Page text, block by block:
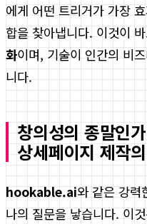
에게 어떤 트리거가 가장
합을 찾아냅니다. 이것이
화이며, 기술이 인간의 비
니다.
창의성의 종말인
상세페이지 제작
hookable.ai와 같은 강력
나의 질문을 낳습니다. 이